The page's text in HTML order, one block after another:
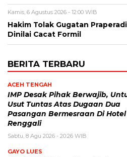
Kamis, 6 Agustus 2026 - 12:00 WIB
Hakim Tolak Gugatan
Dinilai Cacat Formil
BERITA TERBARU
ACEH TENGAH
IMP Desak Pihak Berwajib,
Usut Tuntas Atas Dugaan Dua
Pasangan Bermesraan Di Hotel
Renggali
Sabtu, 8 Agu 2026 - 20:26 WIB
GAYO LUES